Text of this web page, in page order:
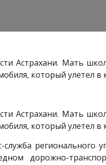
Астрахани. Мать
который улетел в
Астрахани. Мать
который улетел в
служба
дорожно-